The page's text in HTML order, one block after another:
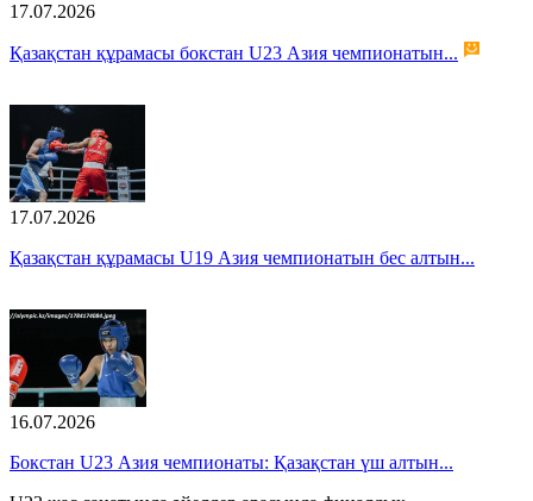
17.07.2026
Қазақстан құрамасы бокстан U23 Азия чемпионатын...
17.07.2026
Қазақстан құрамасы U19 Азия чемпионатын бес алтын...
16.07.2026
Бокстан U23 Азия чемпионаты: Қазақстан үш алтын...